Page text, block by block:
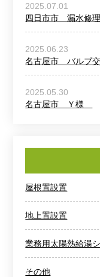
2025.07.01
四日市市 漏水修理
2025.06.23
名古屋市 バルブ
2025.05.30
名古屋市 Ｙ様
屋根置設置
地上置設置
業務用太陽熱給湯
その他